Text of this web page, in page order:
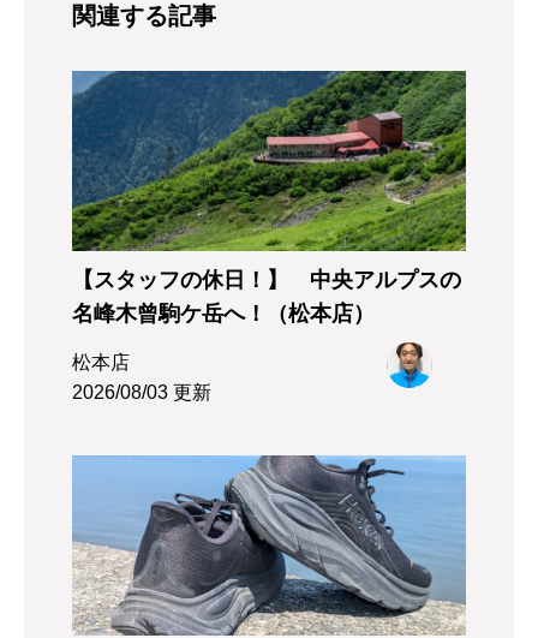
関連する記事
【スタッフの休日！】 中央アルプスの
名峰木曾駒ケ岳へ！（松本店）
松本店
2026/08/03 更新